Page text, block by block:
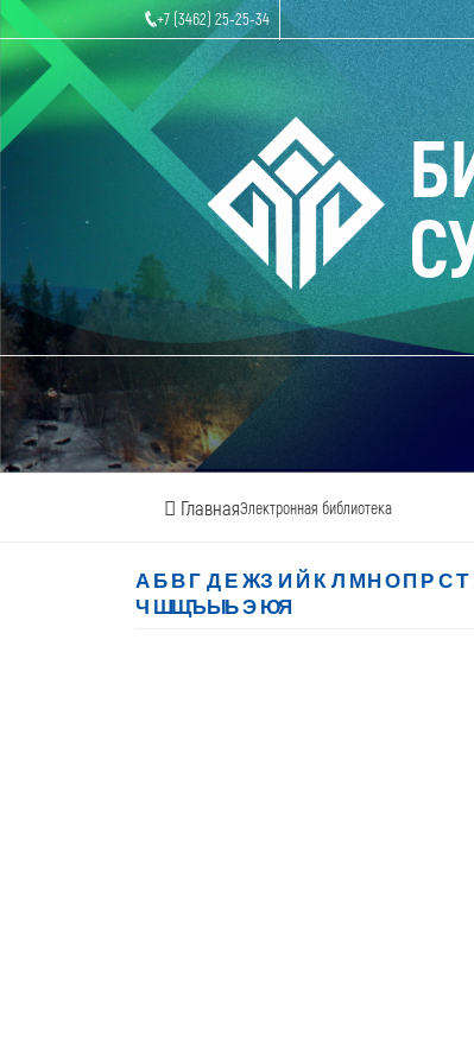
+7 (3462) 25-25-34
ГлавнаяЭлектронная библиотека
АБВГ ДЕЖЗ И Й К Л МНОП РСТ
Ч ШЩЪЫЬЭЮЯ